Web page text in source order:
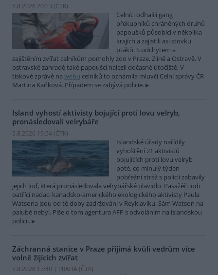
5.8.2026 20:13 (ČTK)
Celníci odhalili gang
překupníků chráněných druhů
papoušků působící v několika
krajích a zajistili asi stovku
ptáků. S odchytem a
zajištěním zvířat celníkům pomohly zoo v Praze, Zlíně a Ostravě. V
ostravské zahradě také papoušci nalezli dočasné útočiště. V
tiskové zprávě na webu celníků to oznámila mluvčí Celní správy ČR
Martina Kaňková. Případem se zabývá policie.
Island vyhostí aktivisty bojující proti lovu velryb,
pronásledovali velrybáře
5.8.2026 19:54 (ČTK)
Islandské úřady nařídily
vyhoštění 21 aktivistů
bojujících proti lovu velryb
poté, co minulý týden
pobřežní stráž s policií zabavily
jejich loď, která pronásledovala velrybářské plavidlo. Pasažéři lodi
patřící nadaci kanadsko-amerického ekologického aktivisty Paula
Watsona jsou od té doby zadržováni v Reykjavíku. Sám Watson na
palubě nebyl. Píše o tom agentura AFP s odvoláním na islandskou
policii.
Záchranná stanice v Praze přijímá kvůli vedrům více
volně žijících zvířat
5.8.2026 17:40 | PRAHA (ČTK)